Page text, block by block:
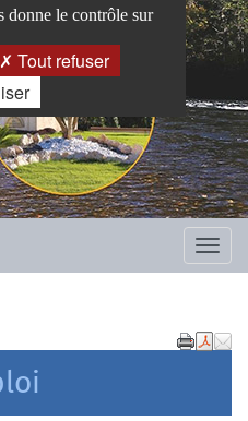
mairie
Menu
donne le contrôle sur
Tout refuser